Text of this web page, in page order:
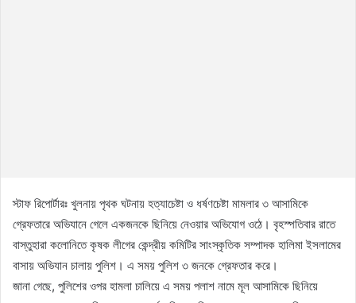
স্টাফ রিপোর্টারঃ খুলনায় পৃথক ঘটনায় হত্যাচেষ্টা ও ধর্ষণচেষ্টা মামলার ৩ আসামিকে
গ্রেফতারে অভিযানে গেলে একজনকে ছিনিয়ে নেওয়ার অভিযোগ ওঠে। বৃহস্পতিবার রাতে
বাস্তুহারা কলোনিতে কৃষক লীগের কেন্দ্রীয় কমিটির সাংস্কৃতিক সম্পাদক হালিমা ইসলামের
বাসায় অভিযান চালায় পুলিশ। এ সময় পুলিশ ৩ জনকে গ্রেফতার করে।
জানা গেছে, পুলিশের ওপর হামলা চালিয়ে এ সময় পলাশ নামে মূল আসামিকে ছিনিয়ে